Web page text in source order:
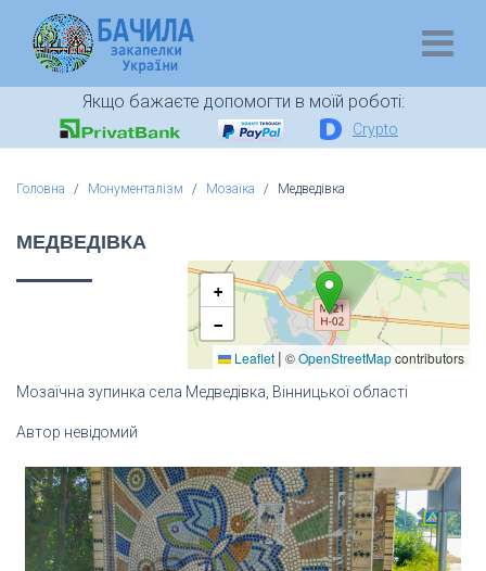
Якщо бажаєте допомогти в моїй роботі:
Crypto
Головна Монументалізм Мозаїка Медведівка
МЕДВЕДІВКА
+
−
Leaflet | ©OpenStreetMapcontributors
Мозаїчна зупинка села Медведівка, Вінницької області
Автор невідомий